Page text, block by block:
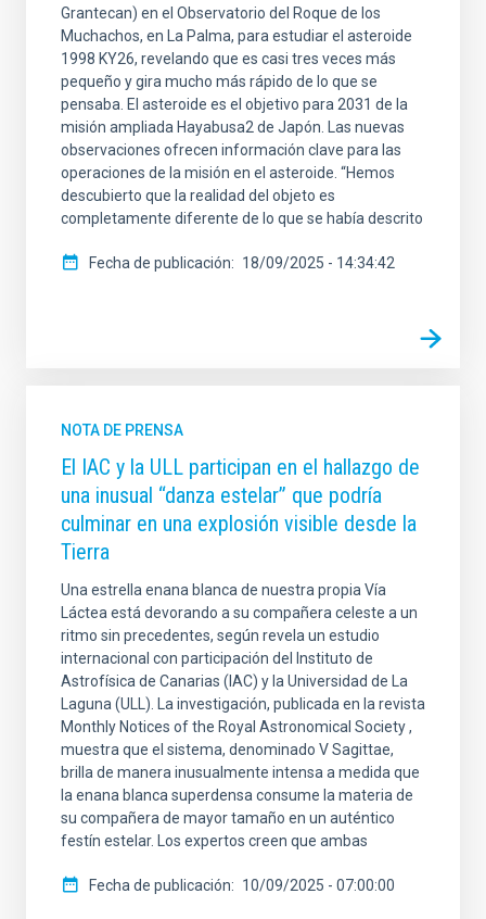
Grantecan) en el Observatorio del Roque de los
Muchachos, en La Palma, para estudiar el asteroide
1998 KY26, revelando que es casi tres veces más
pequeño y gira mucho más rápido de lo que se
pensaba. El asteroide es el objetivo para 2031 de la
misión ampliada Hayabusa2 de Japón. Las nuevas
observaciones ofrecen información clave para las
operaciones de la misión en el asteroide. “Hemos
descubierto que la realidad del objeto es
completamente diferente de lo que se había descrito
Fecha de publicación 18/09/2025 - 14:34:42
NOTA DE PRENSA
El IAC y la ULL participan en el hallazgo de
una inusual “danza estelar” que podría
culminar en una explosión visible desde la
Tierra
Una estrella enana blanca de nuestra propia Vía
Láctea está devorando a su compañera celeste a un
ritmo sin precedentes, según revela un estudio
internacional con participación del Instituto de
Astrofísica de Canarias (IAC) y la Universidad de La
Laguna (ULL). La investigación, publicada en la revista
Monthly Notices of the Royal Astronomical Society ,
muestra que el sistema, denominado V Sagittae,
brilla de manera inusualmente intensa a medida que
la enana blanca superdensa consume la materia de
su compañera de mayor tamaño en un auténtico
festín estelar. Los expertos creen que ambas
Fecha de publicación 10/09/2025 - 07:00:00